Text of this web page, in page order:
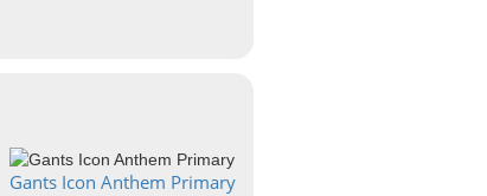
Gants Icon Anthem Primary